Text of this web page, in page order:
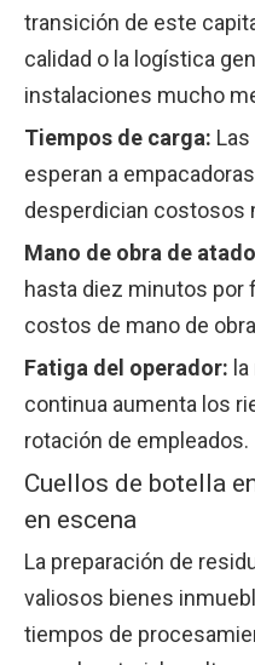
transición de este
calidad o la logística
instalaciones mucho
Tiempos de carga:
esperan a
desperdician costosos
Mano de obra de
hasta diez minutos por
costos de mano de
Fatiga del operador:
continua aumenta los
rotación de empleados.
Cuellos de botella
en escena
La preparación de
valiosos bienes
tiempos de